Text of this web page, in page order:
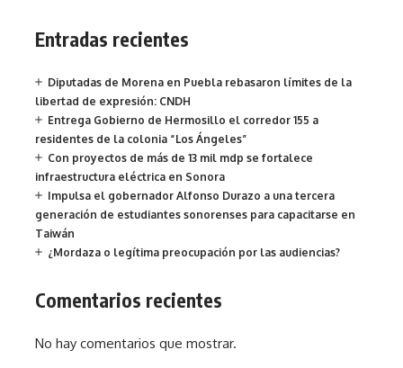
Entradas recientes
Diputadas de Morena en Puebla rebasaron límites de la
libertad de expresión: CNDH
Entrega Gobierno de Hermosillo el corredor 155 a
residentes de la colonia “Los Ángeles”
Con proyectos de más de 13 mil mdp se fortalece
infraestructura eléctrica en Sonora
Impulsa el gobernador Alfonso Durazo a una tercera
generación de estudiantes sonorenses para capacitarse en
Taiwán
¿Mordaza o legítima preocupación por las audiencias?
Comentarios recientes
No hay comentarios que mostrar.